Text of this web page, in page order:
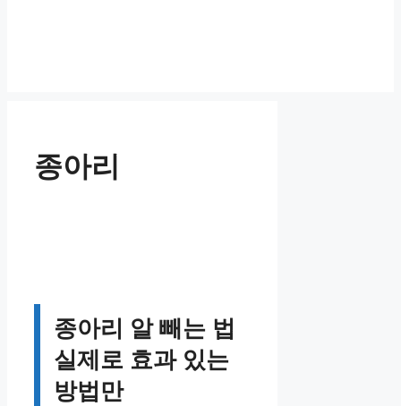
종아리
종아리 알 빼는 법
실제로 효과 있는
방법만